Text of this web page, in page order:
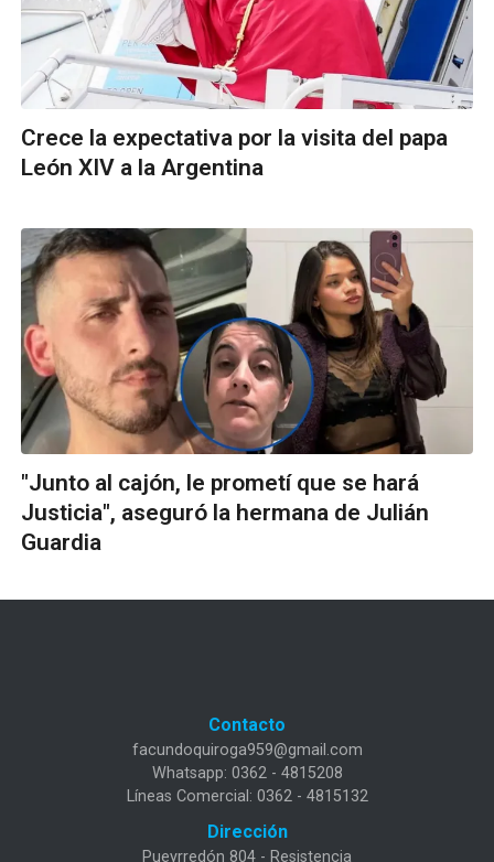
Crece la expectativa por la visita del papa
León XIV a la Argentina
"Junto al cajón, le prometí que se hará
Justicia", aseguró la hermana de Julián
Guardia
Contacto
facundoquiroga959@gmail.com
Whatsapp: 0362 - 4815208
Líneas Comercial: 0362 - 4815132
Dirección
Pueyrredón 804 - Resistencia